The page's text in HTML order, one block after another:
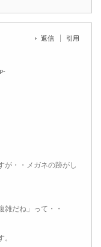
返信 引用
が・・メガネの跡がし
雑だね」って・・